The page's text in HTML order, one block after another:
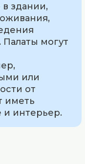
здании,
могут
или
от
иметь
и интерьер.